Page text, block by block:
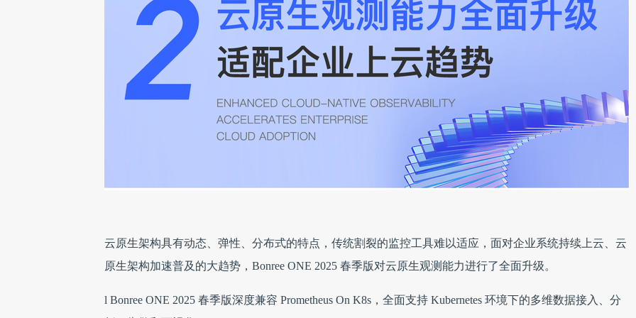
云原生架构具有动态、弹性、分布式的特点，传统割裂的监控工具难以适应，面对企业系统持续上云、云
原生架构加速普及的大趋势，Bonree ONE 2025 春季版对云原生观测能力进行了全面升级。
l Bonree ONE 2025 春季版深度兼容 Prometheus On K8s，全面支持 Kubernetes 环境下的多维数据接入、分